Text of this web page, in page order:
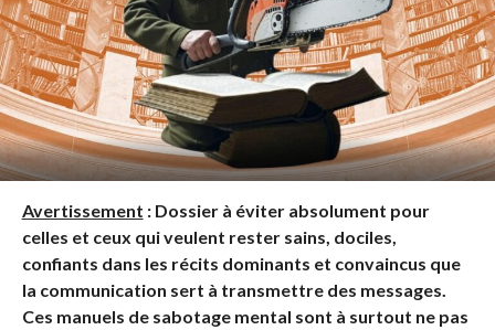
Avertissement : Dossier à éviter absolument pour
celles et ceux qui veulent rester sains, dociles,
confiants dans les récits dominants et convaincus que
la communication sert à transmettre des messages.
Ces manuels de sabotage mental sont à surtout ne pas